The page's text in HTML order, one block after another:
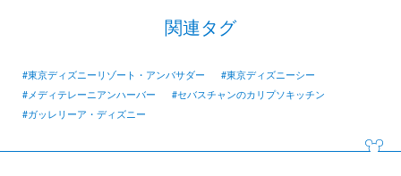
関連タグ
#東京ディズニーリゾート・アンバサダー
#東京ディズニーシー
#メディテレーニアンハーバー
#セバスチャンのカリプソキッチン
#ガッレリーア・ディズニー